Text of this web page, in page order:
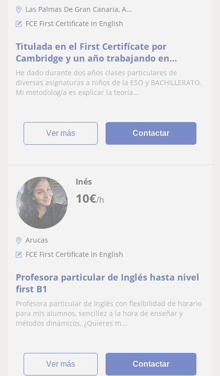
Las Palmas De Gran Canaria, A...
FCE First Certificate in English
Titulada en el First Certifícate por
Cambridge y un año trabajando en
Londres perfeccionando el
ingles(certificado tambien)
He dado durante dos años clases particulares de
diversas asignaturas a niños de la ESO y BACHILLERATO.
Mi metodología es explicar la teoría...
ver más Contactar
10€/h
Inés
Arucas
FCE First Certificate in English
Profesora particular de Inglés hasta nivel
first B1
Profesora particular de Inglés con flexibilidad de horario
para mis alumnos, sencillez a la hora de enseñar y
métodos dinámicos. ¿Quieres m...
ver más Contactar